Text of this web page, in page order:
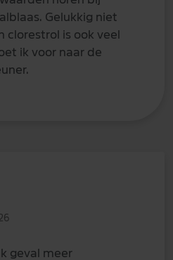
Gelukkig niet
clorestrol is ook veel
ik voor naar de
geval meer